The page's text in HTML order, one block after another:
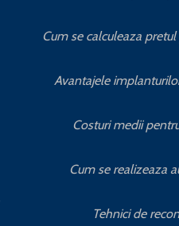
Cum se calculeaza
Avantajele
Costuri medii
Cum se realizeaza
Tehnici de